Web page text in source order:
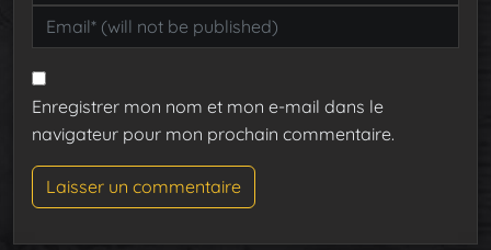
Enregistrer mon nom et mon e-mail dans le
navigateur pour mon prochain commentaire.